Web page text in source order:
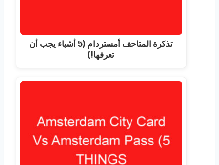
تذكرة المتاحف أمستردام (5 أشياء يجب أن
تعرفها!)